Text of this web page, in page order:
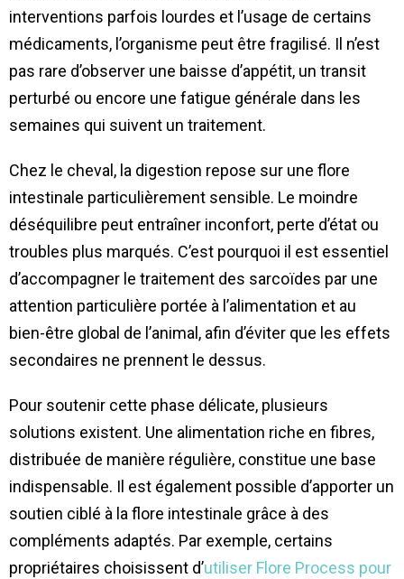
interventions parfois lourdes et l’usage de certains
médicaments, l’organisme peut être fragilisé. Il n’est
pas rare d’observer une baisse d’appétit, un transit
perturbé ou encore une fatigue générale dans les
semaines qui suivent un traitement.
Chez le cheval, la digestion repose sur une flore
intestinale particulièrement sensible. Le moindre
déséquilibre peut entraîner inconfort, perte d’état ou
troubles plus marqués. C’est pourquoi il est essentiel
d’accompagner le traitement des sarcoïdes par une
attention particulière portée à l’alimentation et au
bien-être global de l’animal, afin d’éviter que les effets
secondaires ne prennent le dessus.
Pour soutenir cette phase délicate, plusieurs
solutions existent. Une alimentation riche en fibres,
distribuée de manière régulière, constitue une base
indispensable. Il est également possible d’apporter un
soutien ciblé à la flore intestinale grâce à des
compléments adaptés. Par exemple, certains
propriétaires choisissent d’utiliser Flore Process pour